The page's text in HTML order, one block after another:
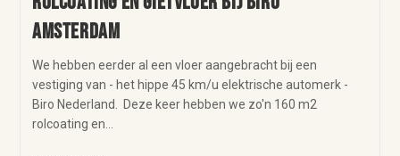
Amsterdam
We hebben eerder al een vloer aangebracht bij een
vestiging van - het hippe 45 km/u elektrische automerk -
Biro Nederland. Deze keer hebben we zo'n 160 m2
rolcoating en…